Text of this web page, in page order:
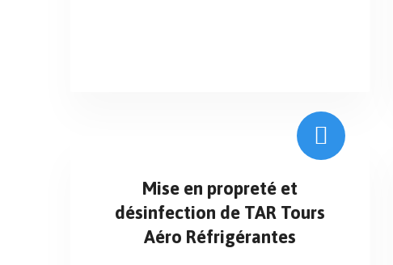
Mise en propreté et
désinfection de TAR Tours
Aéro Réfrigérantes